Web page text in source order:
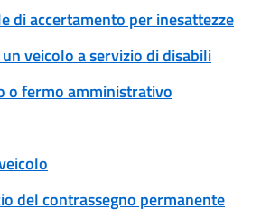
di accertamento per inesattezze
veicolo a servizio di disabili
o fermo amministrativo
del contrassegno permanente